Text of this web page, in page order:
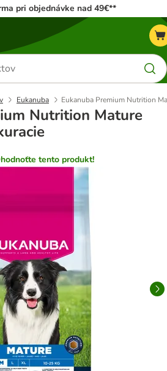
pri objednávke nad 49€**
Eukanuba Eukanuba Premium Nutrition
Nutrition Mature
tento produkt!